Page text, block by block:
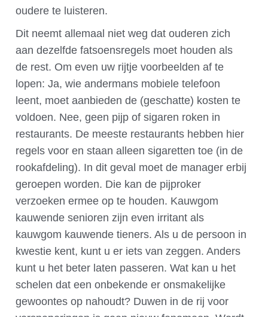
oudere te luisteren.
Dit neemt allemaal niet weg dat ouderen zich
aan dezelfde fatsoensregels moet houden als
de rest. Om even uw rijtje voorbeelden af te
lopen: Ja, wie andermans mobiele telefoon
leent, moet aanbieden de (geschatte) kosten te
voldoen. Nee, geen pijp of sigaren roken in
restaurants. De meeste restaurants hebben hier
regels voor en staan alleen sigaretten toe (in de
rookafdeling). In dit geval moet de manager erbij
geroepen worden. Die kan de pijproker
verzoeken ermee op te houden. Kauwgom
kauwende senioren zijn even irritant als
kauwgom kauwende tieners. Als u de persoon in
kwestie kent, kunt u er iets van zeggen. Anders
kunt u het beter laten passeren. Wat kan u het
schelen dat een onbekende er onsmakelijke
gewoontes op nahoudt? Duwen in de rij voor